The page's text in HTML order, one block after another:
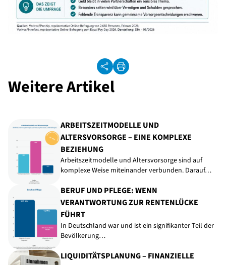
Weitere Artikel
ARBEITSZEITMODELLE UND
ALTERSVORSORGE – EINE KOMPLEXE
BEZIEHUNG
Arbeitszeitmodelle und Altersvorsorge sind auf
komplexe Weise miteinander verbunden. Darauf…
BERUF UND PFLEGE: WENN
VERANTWORTUNG ZUR RENTENLÜCKE
FÜHRT
In Deutschland war und ist ein signifikanter Teil der
Bevölkerung…
LIQUIDITÄTSPLANUNG – FINANZIELLE